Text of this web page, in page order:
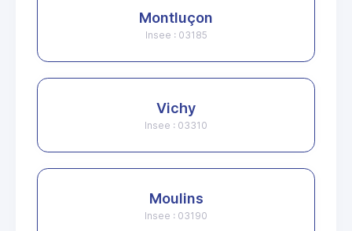
Montluçon
Insee : 03185
Vichy
Insee : 03310
Moulins
Insee : 03190